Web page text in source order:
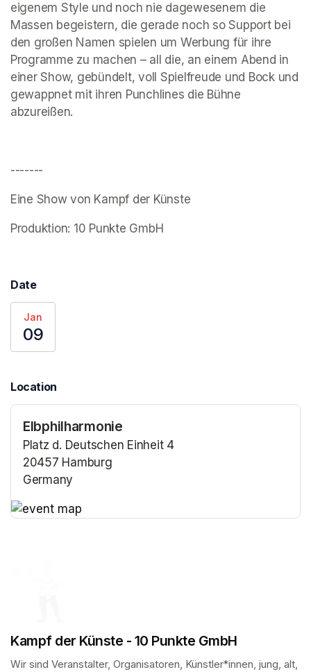
eigenem Style und noch nie dagewesenem die
Massen begeistern, die gerade noch so Support bei
den großen Namen spielen um Werbung für ihre
Programme zu machen – all die, an einem Abend in
einer Show, gebündelt, voll Spielfreude und Bock und
gewappnet mit ihren Punchlines die Bühne
abzureißen.
-------
Eine Show von Kampf der Künste
Produktion: 10 Punkte GmbH
Date
Jan
09
Location
Elbphilharmonie
Platz d. Deutschen Einheit 4
20457 Hamburg
Germany
Kampf der Künste - 10 Punkte GmbH
Wir sind Veranstalter, Organisatoren, Künstler*innen, jung, alt,